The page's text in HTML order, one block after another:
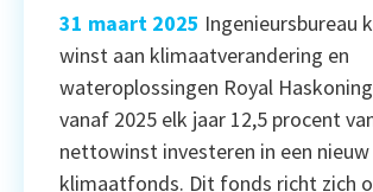
31 maart 2025 Ingenieursbureau
winst aan klimaatverandering en
wateroplossingen Royal
vanaf 2025 elk jaar 12,5 procent
nettowinst investeren in een nieuw
klimaatfonds. Dit fonds richt zich